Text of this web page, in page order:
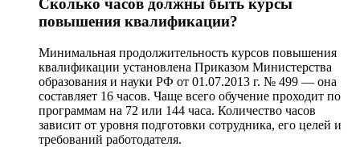
Сколько часов должны быть курсы
повышения квалификации?
Минимальная продолжительность курсов повышения
квалификации установлена Приказом Министерства
образования и науки РФ от 01.07.2013 г. № 499 — она
составляет 16 часов. Чаще всего обучение проходит по
программам на 72 или 144 часа. Количество часов
зависит от уровня подготовки сотрудника, его целей и
требований работодателя.